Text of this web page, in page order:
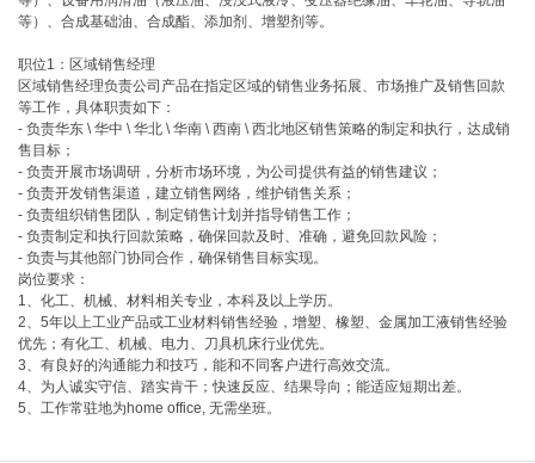
等）、合成基础油、合成酯、添加剂、增塑剂等。
职位1：区域销售经理
区域销售经理负责公司产品在指定区域的销售业务拓展、市场推广及销售回款
等工作，具体职责如下：
- 负责华东 \ 华中 \ 华北 \ 华南 \ 西南 \ 西北地区销售策略的制定和执行，达成销
售目标；
- 负责开展市场调研，分析市场环境，为公司提供有益的销售建议；
- 负责开发销售渠道，建立销售网络，维护销售关系；
- 负责组织销售团队，制定销售计划并指导销售工作；
- 负责制定和执行回款策略，确保回款及时、准确，避免回款风险；
- 负责与其他部门协同合作，确保销售目标实现。
岗位要求：
1、化工、机械、材料相关专业，本科及以上学历。
2、5年以上工业产品或工业材料销售经验，增塑、橡塑、金属加工液销售经验
优先；有化工、机械、电力、刀具机床行业优先。
3、有良好的沟通能力和技巧，能和不同客户进行高效交流。
4、为人诚实守信、踏实肯干；快速反应、结果导向；能适应短期出差。
5、工作常驻地为home office, 无需坐班。